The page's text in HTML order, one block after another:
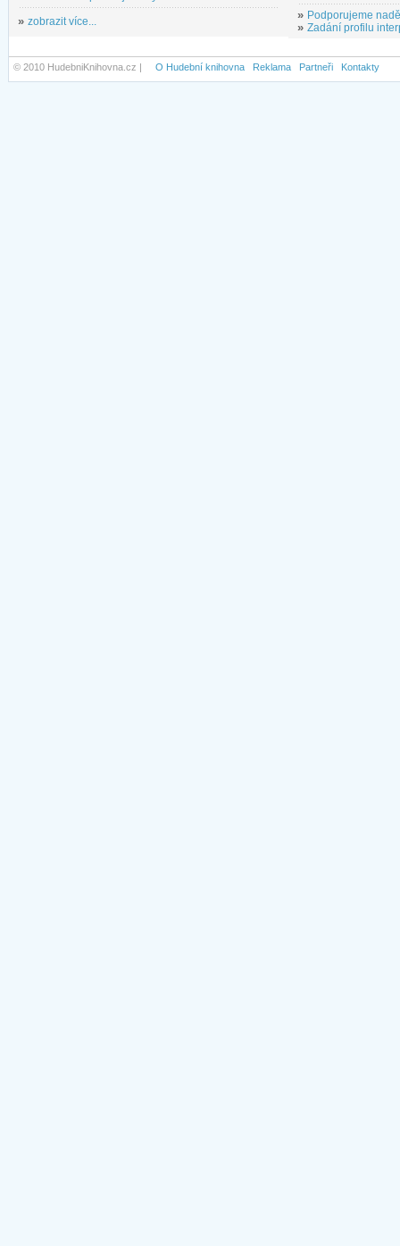
» zobrazit více... » Podporujeme
» Zadání profilu
© 2010 HudebniKnihovna.cz | O Hudební knihovna Reklama Partneři Kontakty